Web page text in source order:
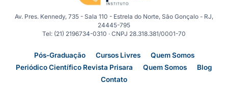
Av. Pres. Kennedy, 735 - Sala 110 - Estrela do Norte, São Gonçalo - RJ,
24445-795
Tel: (21) 2196734-0310 · CNPJ 28.318.381/0001-70
Pós-Graduação Cursos Livres
Quem Somos
Periódico Científico Revista Prisara
Quem Somos
Blog
Contato